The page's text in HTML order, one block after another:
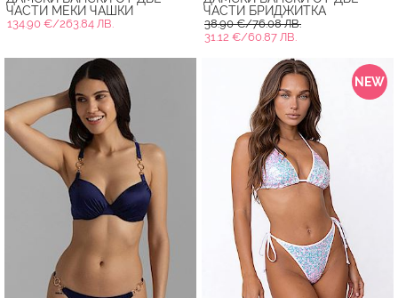
ЧАСТИ МЕКИ ЧАШКИ
134.90 €/263.84 ЛВ.
ЧАСТИ БРИДЖИТКА
38.90 €/76.08 ЛВ.
31.12 €/60.87 ЛВ.
NEW